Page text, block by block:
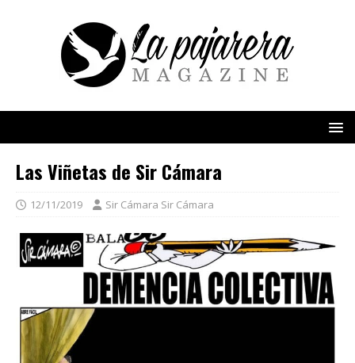
Las Viñetas de Sir Cámara
12/11/2019 Sir Cámara Sir Cámara